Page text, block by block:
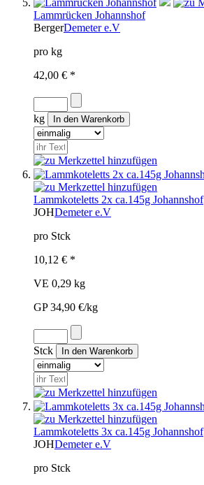
Lammrücken Johannshof
BergerDemeter e.V
pro kg
42,00 € *
kg
Lammkoteletts 2x ca.145g Johannshof
JOHDemeter e.V
pro Stck
10,12 € *
VE 0,29 kg
GP 34,90 €/kg
Stck
Lammkoteletts 3x ca.145g Johannshof
JOHDemeter e.V
pro Stck